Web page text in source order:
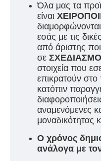
Όλα μας τα
είναι
διαμορφώνονται
εσάς με τις
από άριστης
σε
στοιχεία που
επικρατούν
κατόπιν
αναμενόμενες
μοναδικότητας
Ο χρόνος
ανάλογα με